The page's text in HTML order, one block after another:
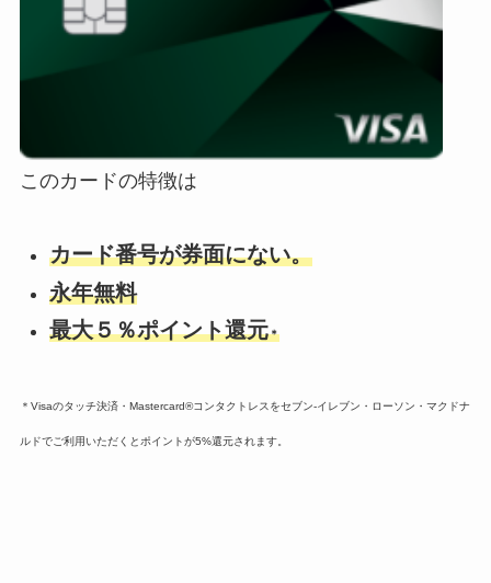
このカードの特徴は
カード番号が券面にない。
永年無料
最大５％ポイント還元＊
＊Visaのタッチ決済・Mastercard®コンタクトレスをセブン‐イレブン・ローソン・マクドナ
ルドでご利用いただくとポイントが5%還元されます。